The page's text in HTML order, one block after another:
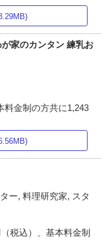
家のカンタン 練乳お
料金制の方共に1,243
ー, 料理研究家, スタ
税込）、基本料金制